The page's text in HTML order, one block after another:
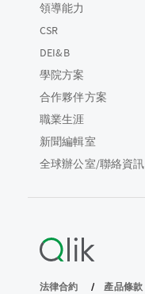
領導能力
CSR
DEI&B
學院方案
合作夥伴方案
職業生涯
新聞編輯室
全球辦公室/聯絡資訊
法律合約 產品條款